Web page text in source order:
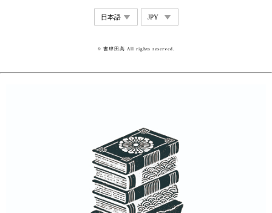
© 書肆田高 All rights reserved.